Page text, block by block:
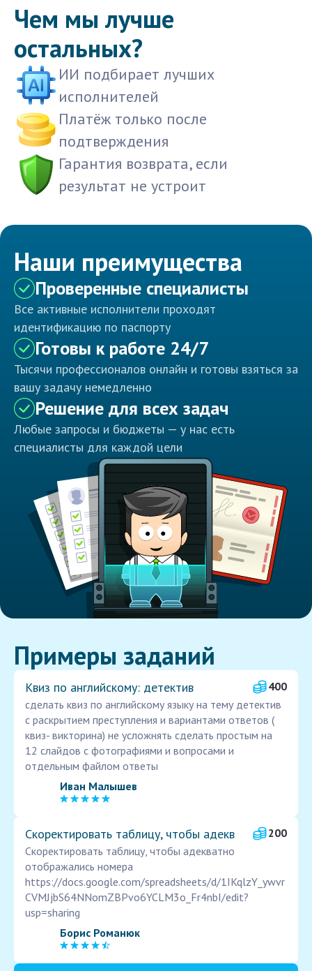
Чем мы лучше
остальных?
ИИ подбирает лучших
исполнителей
Платёж только после
подтверждения
Гарантия возврата, если
результат не устроит
Наши преимущества
Проверенные специалисты
Все активные исполнители проходят
идентификацию по паспорту
Готовы к работе 24/7
Тысячи профессионалов онлайн и готовы взяться за
вашу задачу немедленно
Решение для всех задач
Любые запросы и бюджеты — у нас есть
специалисты для каждой цели
Примеры заданий
Квиз по английскому: детектив
400
сделать квиз по английскому языку на тему детектив
с раскрытием преступления и вариантами ответов (
квиз- викторина) не усложнять сделать простым на
12 слайдов с фотографиями и вопросами и
отдельным файлом ответы
Иван Малышев
Скоректировать таблицу, чтобы адекв
200
Скоректировать таблицу, чтобы адекватно
отображались номера
https://docs.google.com/spreadsheets/d/1IKqlzY_ywvr
CVMJjbS64NNomZBPvo6YCLM3o_Fr4nbI/edit?
usp=sharing
Борис Романюк